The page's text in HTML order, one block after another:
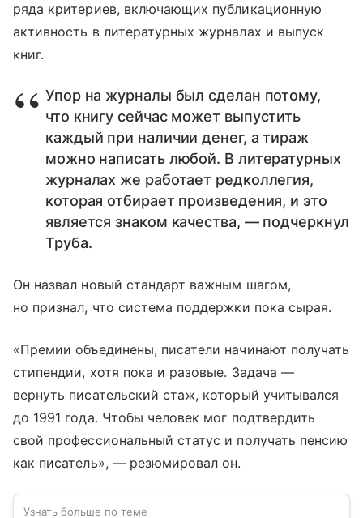
ряда критериев, включающих публикационную
активность в литературных журналах и выпуск
книг.
Упор на журналы был сделан потому,
что книгу сейчас может выпустить
каждый при наличии денег, а тираж
можно написать любой. В литературных
журналах же работает редколлегия,
которая отбирает произведения, и это
является знаком качества, — подчеркнул
Труба.
Он назвал новый стандарт важным шагом,
но признал, что система поддержки пока сырая.
«Премии объединены, писатели начинают получать
стипендии, хотя пока и разовые. Задача —
вернуть писательский стаж, который учитывался
до 1991 года. Чтобы человек мог подтвердить
свой профессиональный статус и получать пенсию
как писатель», — резюмировал он.
Узнать больше по теме